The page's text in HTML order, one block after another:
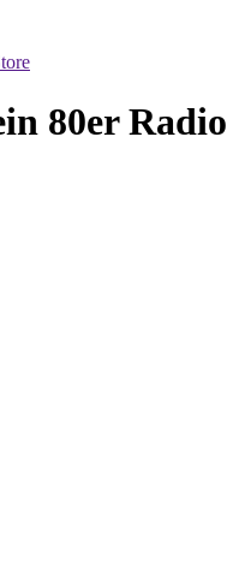
80er Radio